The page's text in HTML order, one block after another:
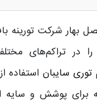
بهار شرکت تورینه
در تراکم‌های
توری سایبان استفاده
برای پوشش و سایه